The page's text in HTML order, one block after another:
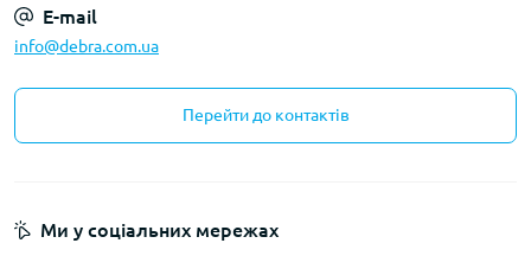
E-mail
info@debra.com.ua
Перейти до контактів
Ми у соціальних мережах